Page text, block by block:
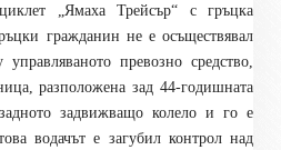
„Ямаха Трейсър“ с гръцка
гражданин не е осъществявал
превозно средство,
разположена зад 44-годишната
задвижващо колело и го е
водачът е загубил контрол над